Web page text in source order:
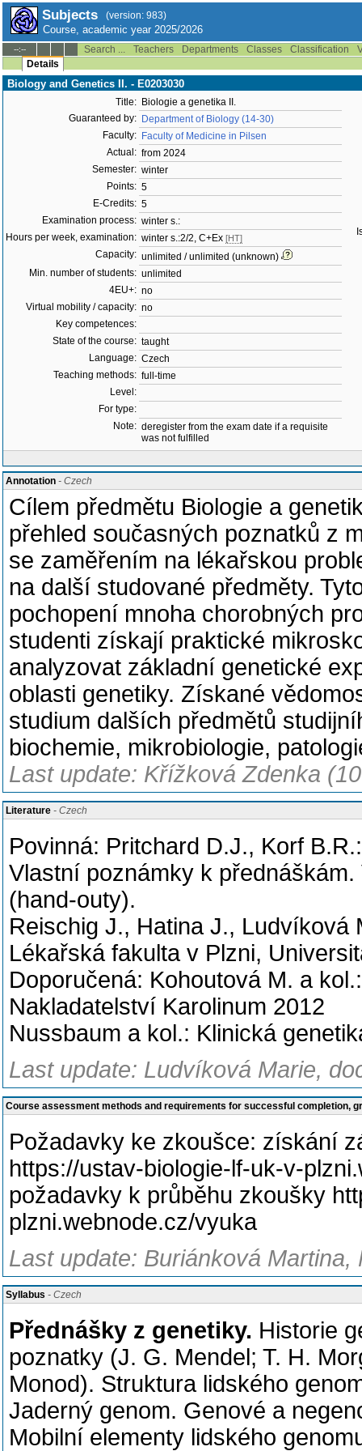
Subjects (version: 983)
Course, academic year 2025/2026
--:-- Search ... Teachers Departments Classes Classification
Details
Biology and Genetics II. - E0203030
Title: Biologie a genetika II.
Guaranteed by: Department of Biology (14-30)
Faculty: Faculty of Medicine in Pilsen
Actual: from 2024
Semester: winter
Points: 5
E-Credits: 5
Examination process: winter s.:
Hours per week, examination: winter s.:2/2, C+Ex [HT]
Capacity: unlimited / unlimited (unknown)
Min. number of students: unlimited
4EU+: no
Virtual mobility / capacity: no
Key competences:
State of the course: taught
Language: Czech
Teaching methods: full-time
Level:
For type:
Note: deregister from the exam date if a requisite
was not fulfilled
Annotation - Czech
Cílem předmětu Biologie a
přehled současných poznatků z
se zaměřením na lékařskou
na další studované předměty.
pochopení mnoha chorobných
studenti získají praktické
analyzovat základní genetické
oblasti genetiky. Získané
studium dalších předmětů
biochemie, mikrobiologie,
Last update: Křížková Zdenka
Literature - Czech
Povinná: Pritchard D.J., Korf
Vlastní poznámky k
(hand-outy).
Reischig J., Hatina J.,
Lékařská fakulta v Plzni,
Doporučená: Kohoutová M. a
Nakladatelství Karolinum 2012
Nussbaum a kol.: Klinická
Last update: Ludvíková Marie,
Course assessment methods and requirements for successful completion,
Požadavky ke zkoušce: získání
https://ustav-biologie-lf-uk-v-
požadavky k průběhu zkoušky
plzni.webnode.cz/vyuka
Last update: Buriánková Martina,
Syllabus - Czech
Přednášky z genetiky. Historie
poznatky (J. G. Mendel; T. H.
Monod). Struktura lidského
Jaderný genom. Genové a
Mobilní elementy lidského